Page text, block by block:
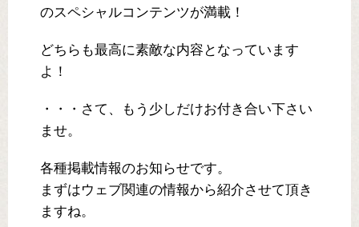
のスペシャルコンテンツが満載！
どちらも最高に素敵な内容となっています
よ！
・・・さて、もう少しだけお付き合い下さい
ませ。
各種掲載情報のお知らせです。
まずはウェブ関連の情報から紹介させて頂き
ますね。